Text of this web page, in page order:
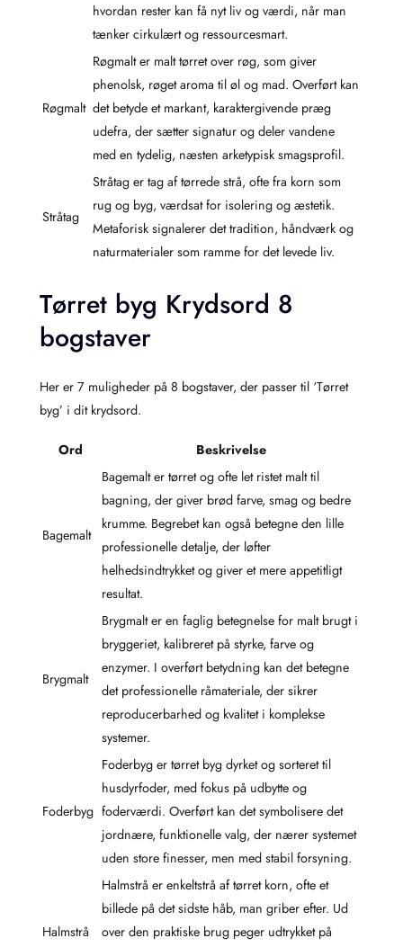
hvordan rester kan få nyt liv og værdi, når man
tænker cirkulært og ressourcesmart.
Røgmalt
Røgmalt er malt tørret over røg, som giver
phenolsk, røget aroma til øl og mad. Overført kan
det betyde et markant, karaktergivende præg
udefra, der sætter signatur og deler vandene
med en tydelig, næsten arketypisk smagsprofil.
Stråtag
Stråtag er tag af tørrede strå, ofte fra korn som
rug og byg, værdsat for isolering og æstetik.
Metaforisk signalerer det tradition, håndværk og
naturmaterialer som ramme for det levede liv.
Tørret byg Krydsord 8
bogstaver
Her er 7 muligheder på 8 bogstaver, der passer til ‘Tørret
byg’ i dit krydsord.
Ord Beskrivelse
Bagemalt
Bagemalt er tørret og ofte let ristet malt til
bagning, der giver brød farve, smag og bedre
krumme. Begrebet kan også betegne den lille
professionelle detalje, der løfter
helhedsindtrykket og giver et mere appetitligt
resultat.
Brygmalt
Brygmalt er en faglig betegnelse for malt brugt i
bryggeriet, kalibreret på styrke, farve og
enzymer. I overført betydning kan det betegne
det professionelle råmateriale, der sikrer
reproducerbarhed og kvalitet i komplekse
systemer.
Foderbyg
Foderbyg er tørret byg dyrket og sorteret til
husdyrfoder, med fokus på udbytte og
foderværdi. Overført kan det symbolisere det
jordnære, funktionelle valg, der nærer systemet
uden store finesser, men med stabil forsyning.
Halmstrå
Halmstrå er enkeltstrå af tørret korn, ofte et
billede på det sidste håb, man griber efter. Ud
over den praktiske brug peger udtrykket på